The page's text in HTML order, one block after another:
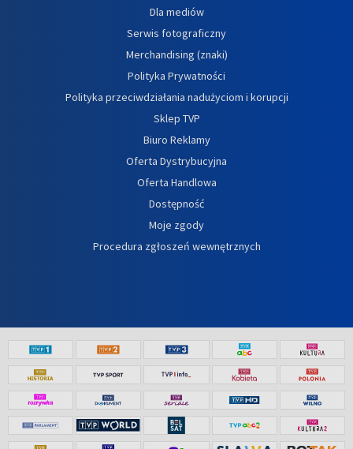
Dla mediów
Serwis fotograficzny
Merchandising (znaki)
Polityka Prywatności
Polityka przeciwdziałania nadużyciom i korupcji
Sklep TVP
Biuro Reklamy
Oferta Dystrybucyjna
Oferta Handlowa
Dostępność
Moje zgody
Procedura zgłoszeń wewnętrznych